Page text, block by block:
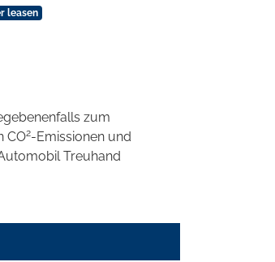
leasen
zum
CO2-Emissionen und
Treuhand